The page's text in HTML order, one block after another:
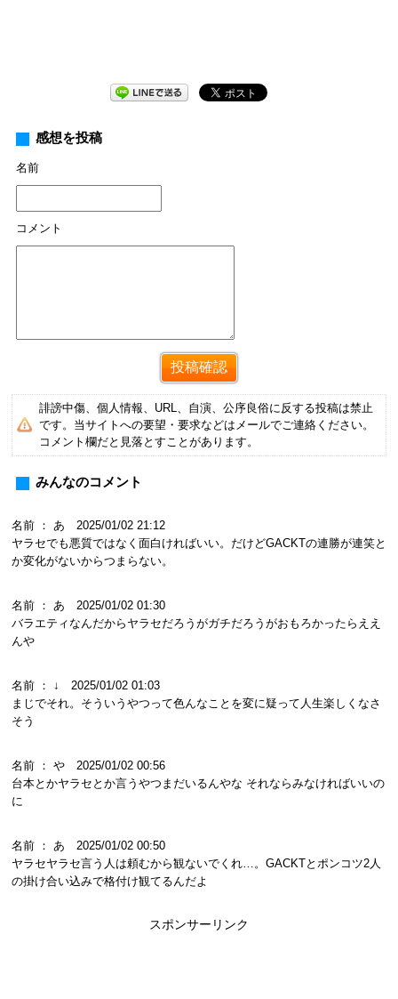
感想を投稿
名前
コメント
誹謗中傷、個人情報、URL、自演、公序良俗に反する投稿は禁止
です。当サイトへの要望・要求などはメールでご連絡ください。
コメント欄だと見落とすことがあります。
みんなのコメント
名前 ： あ 2025/01/02 21:12
ヤラセでも悪質ではなく面白ければいい。だけどGACKTの連勝が連笑と
か変化がないからつまらない。
名前 ： あ 2025/01/02 01:30
バラエティなんだからヤラセだろうがガチだろうがおもろかったらええ
んや
名前 ： ↓ 2025/01/02 01:03
まじでそれ。そういうやつって色んなことを変に疑って人生楽しくなさ
そう
名前 ： や 2025/01/02 00:56
台本とかヤラセとか言うやつまだいるんやな それならみなければいいの
に
名前 ： あ 2025/01/02 00:50
ヤラセヤラセ言う人は頼むから観ないでくれ…。GACKTとポンコツ2人
の掛け合い込みで格付け観てるんだよ
スポンサーリンク